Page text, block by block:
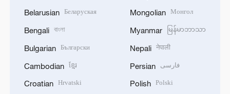
Belarusian Беларуская
Bengali বাংলা
Bulgarian Български
Cambodian ខ្មែរ
Croatian Hrvatski
Mongolian Монгол
Myanmar မြန်မာဘာသာ
Nepali नेपाली
Persian فارسی
Polish Polski